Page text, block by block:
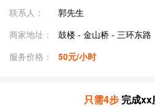
联系人：
郭先生
商家地址：
鼓楼 - 金山桥 - 三环东路
服务价格：
50元/小时
只需4步 完成xx